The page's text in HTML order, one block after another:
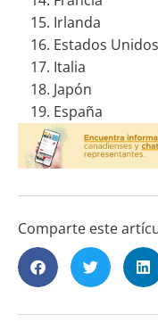
Irlanda
Estados Unidos
Italia
Japón
España
Comparte este